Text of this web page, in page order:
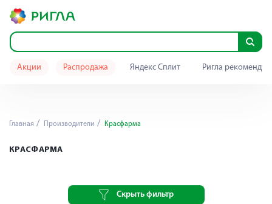
Акции Распродажа Яндекс Сплит Ригла
Главная Производители Красфарма
КРАСФАРМА
Скрыть фильтр